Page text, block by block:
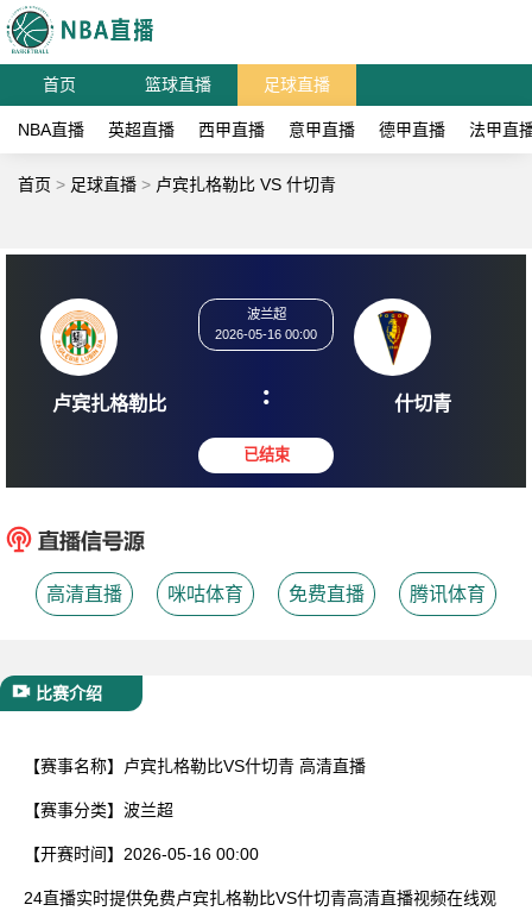
首页 篮球直播 足球直播
NBA直播 英超直播 西甲直播 意甲直播 德甲直播 法甲直
首页 > 足球直播 > 卢宾扎格勒比 VS 什切青
卢宾扎格勒比
2026-05-16 00:00
: 什
高清直播 咪咕体育 免费直播 腾讯体育
比赛介绍
【赛事名称】 卢宾扎格勒比VS什切青 高清直播
【赛事分类】 波兰超
【开赛时间】 2026-05-16 00:00
24直播实时提供免费卢宾扎格勒比VS什切青高清直播视频在线观